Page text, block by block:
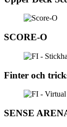
SCORE-O
Finter och
SENSE